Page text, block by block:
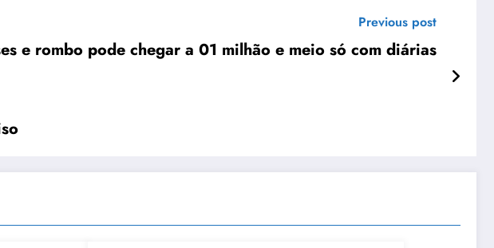
Previous post
e rombo pode chegar a 01 milhão e meio só com diárias